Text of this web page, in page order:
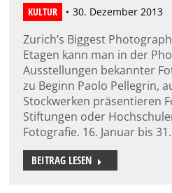
KULTUR 30. Dezember 2013
Zurich’s Biggest
Etagen kann man in der
Ausstellungen bekannter
zu Beginn Paolo Pellegrin,
Stockwerken präsentieren
Stiftungen oder
Fotografie. 16. Januar bis
BEITRAG LESEN